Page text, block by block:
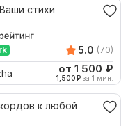
стихи
5.0 (70)
от 1 500 ₽
1,500₽ за 1 мин.
к любой